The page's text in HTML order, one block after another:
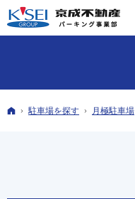
ホーム
駐車場を探す 月極駐車場